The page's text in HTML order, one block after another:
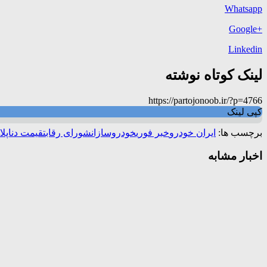
Whatsapp
+Google
Linkedin
لینک کوتاه نوشته
https://partojonoob.ir/?p=4766
کپی لینک
برچسب ها: ایران خودروخبر فوریخودروسازانشورای رقابتقیمت
اخبار مشابه